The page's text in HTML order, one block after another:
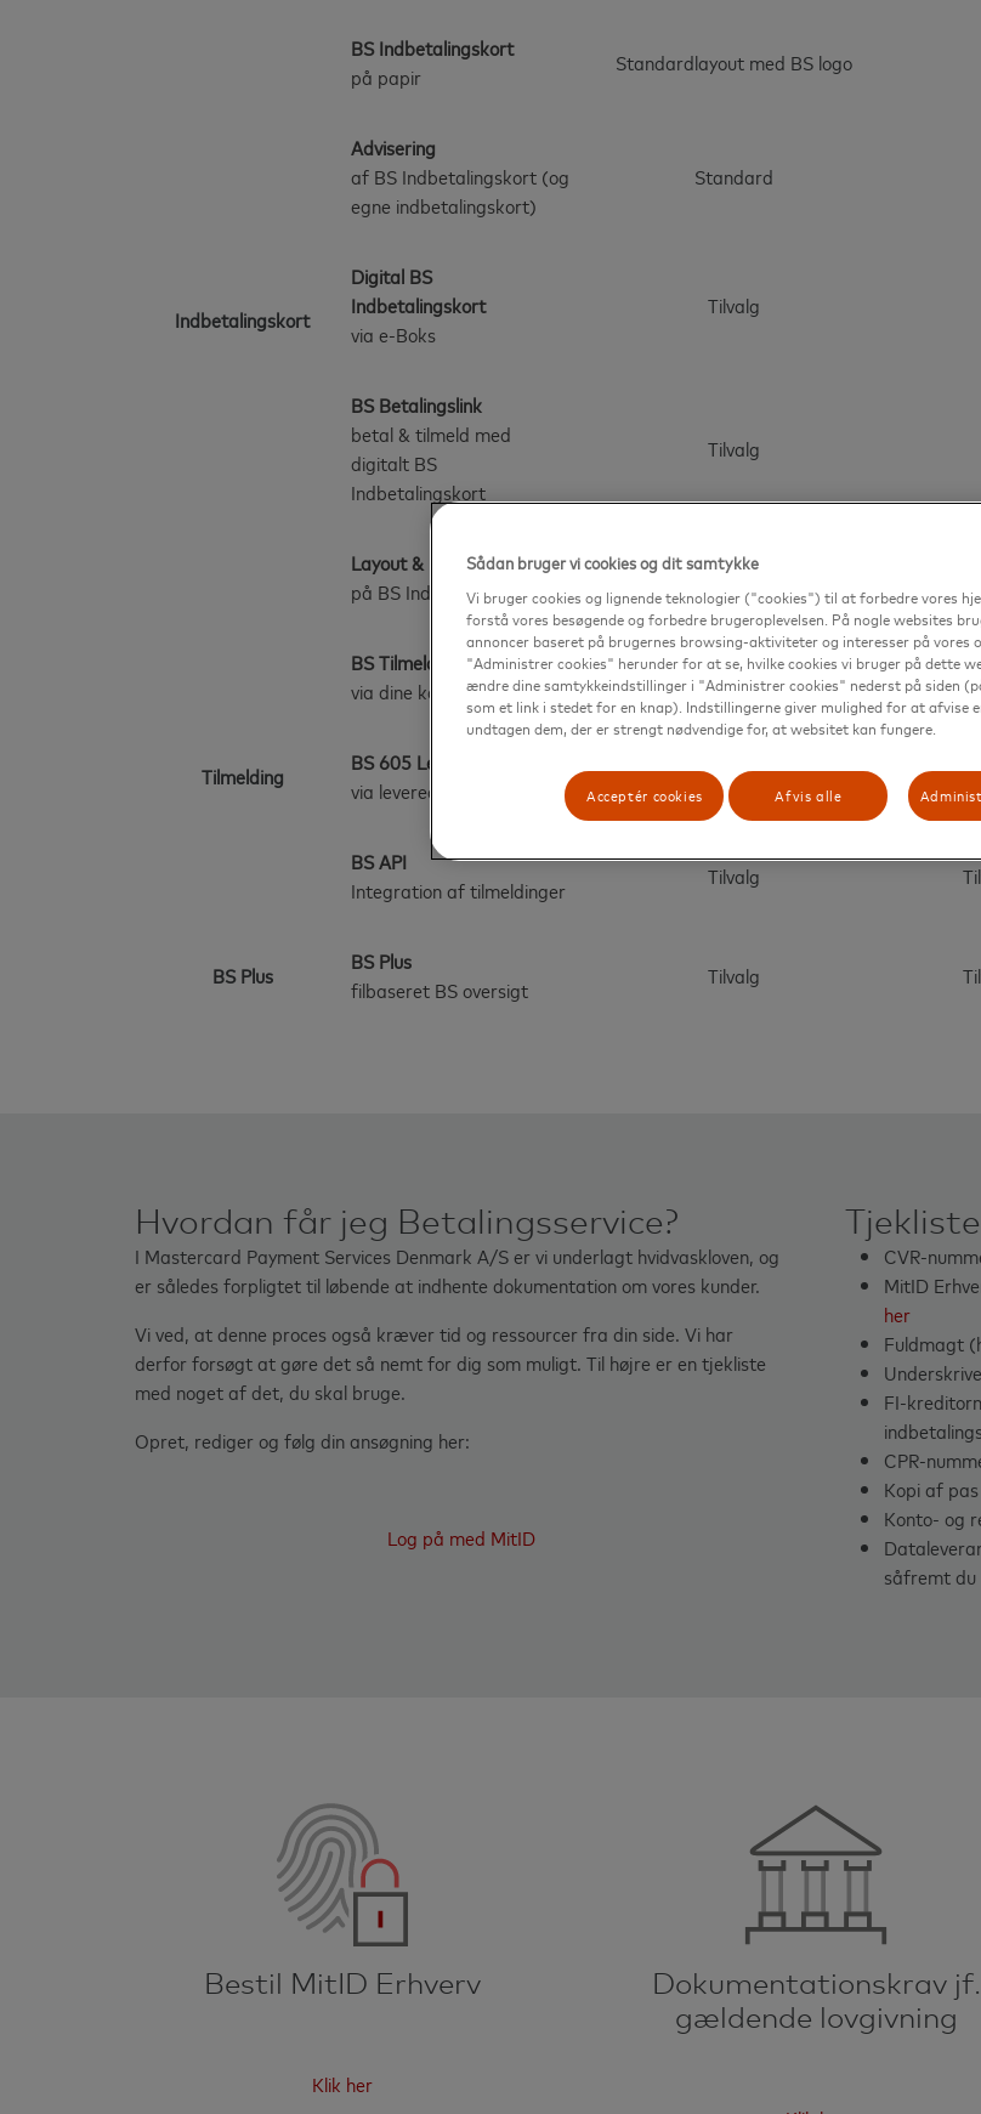
Indbetalingskort
BS Indbetalingskort
på papir
Standardlayout med BS logo
Advisering
af BS Indbetalingskort (og
egne indbetalingskort)
Standard
Digital BS
Indbetalingskort
via e-Boks
Tilvalg
BS Betalingslink
betal & tilmeld med
digitalt BS
Indbetalingskort
Tilvalg
Layout & Logo
på BS Indbetalingskort
Tilvalg
Tilmelding
BS Tilmeldingslink
via dine kanaler
Standard
BS 605 Leverance
via levereanceudveksling
Tilvalg
BS API
Integration af tilmeldinger
Tilvalg
BS Plus
BS Plus
filbaseret BS oversigt
Tilvalg
Hvordan får jeg Betalingsservice?
I Mastercard Payment Services Denmark A/S er vi underlagt hvidvaskloven, og
er således forpligtet til løbende at indhente dokumentation om vores kunder.
Vi ved, at denne proces også kræver tid og ressourcer fra din side. Vi har
derfor forsøgt at gøre det så nemt for dig som muligt. Til højre er en tjekliste
med noget af det, du skal bruge.
Opret, rediger og følg din ansøgning her:
Log på med MitID
Tjekliste
CVR-
MitID
her
Fuldmagt
FI-
CPR-
Kopi af
Konto- og
såfremt du
Bestil MitID Erhverv
Klik her
Dokumentationskrav jf.
gældende lovgivning
Sådan bruger vi cookies og dit samtykke
Vi bruger cookies og lignende teknologier ("cookies") til at forbedre vores
forstå vores besøgende og forbedre brugeroplevelsen. På nogle websites
annoncer baseret på brugernes browsing-aktiviteter og interesser på vores
"Administrer cookies" herunder for at se, hvilke cookies vi bruger på dette
ændre dine samtykkeindstillinger i "Administrer cookies" nederst på siden
som et link i stedet for en knap). Indstillingerne giver mulighed for at afvise
undtagen dem, der er strengt nødvendige for, at websitet kan fungere.
Acceptér cookies Afvis alle